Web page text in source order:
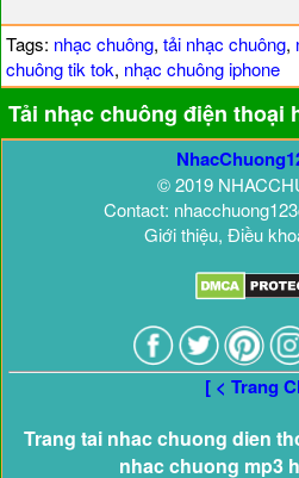
Tags: nhạc chuông, tải nhạc chuông,
chuông tik tok, nhạc chuông iphone
Tải nhạc chuông điện thoại
© 2019
Contact:
Giới thiệu, Điều
[ < Trang
Trang tai nhac chuong dien
nhac chuong mp3